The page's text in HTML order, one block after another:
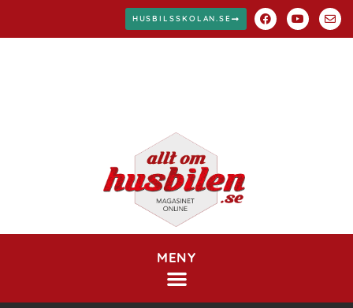
HUSBILSSKOLAN.SE
MENY